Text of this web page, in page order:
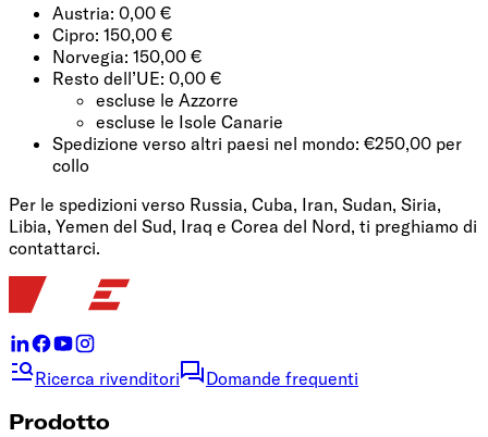
Austria: 0,00 €
Cipro: 150,00 €
Norvegia: 150,00 €
Resto dell’UE: 0,00 €
escluse le Azzorre
escluse le Isole Canarie
Spedizione verso altri paesi nel mondo: €250,00 per
collo
Per le spedizioni verso Russia, Cuba, Iran, Sudan, Siria,
Libia, Yemen del Sud, Iraq e Corea del Nord, ti preghiamo di
contattarci.
Ricerca rivenditori Domande frequenti
Prodotto